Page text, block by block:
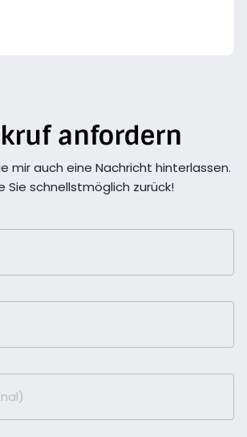
anfordern
mir auch eine Nachricht hinterlassen.
Sie schnellstmöglich zurück!